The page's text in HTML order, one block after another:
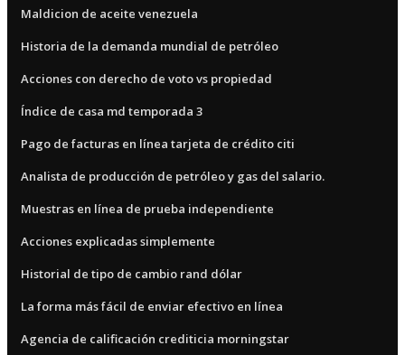
Maldicion de aceite venezuela
Historia de la demanda mundial de petróleo
Acciones con derecho de voto vs propiedad
Índice de casa md temporada 3
Pago de facturas en línea tarjeta de crédito citi
Analista de producción de petróleo y gas del salario.
Muestras en línea de prueba independiente
Acciones explicadas simplemente
Historial de tipo de cambio rand dólar
La forma más fácil de enviar efectivo en línea
Agencia de calificación crediticia morningstar